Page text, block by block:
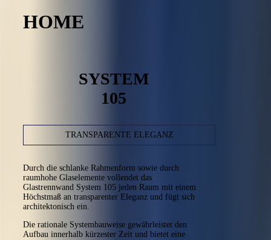
HOME
SYSTEM
105
TRANSPARENTE ELEGANZ
Durch die schlanke Rahmenform sowie durch
raumhohe Glaselemente vollendet das
Glastrennwand System 105 jeden Raum mit einem
Höchstmaß an transparenter Eleganz und fügt sich
architektonisch ein.
Die rationale Systembauweise gewährleistet den
Aufbau innerhalb kürzester Zeit und bietet eine